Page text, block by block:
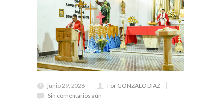
junio 29, 2026
Por GONZALO DIAZ
Sin comentarios aún